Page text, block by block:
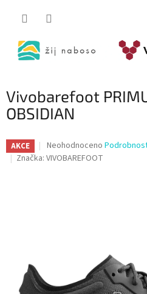
Vivobarefoot
OBSIDIAN
AKCE
Průměrné
hodnocení
Neohodnoceno
Značka: VIVOBAREFOOT